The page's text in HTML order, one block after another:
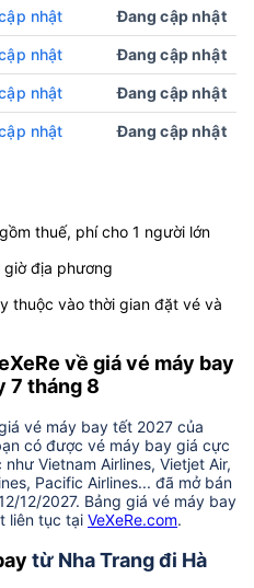
nhật Đang cập nhật
nhật Đang cập nhật
nhật Đang cập nhật
nhật Đang cập nhật
thuế, phí cho 1 người lớn
giờ địa phương
thuộc vào thời gian đặt vé và
về giá vé máy bay
7 tháng 8
vé máy bay tết 2027 của
có được vé máy bay giá cực
Vietnam Airlines, Vietjet Air,
Pacific Airlines... đã mở bán
12/2027. Bảng giá vé máy bay
liên tục tại VeXeRe.com.
từ Nha Trang đi Hà